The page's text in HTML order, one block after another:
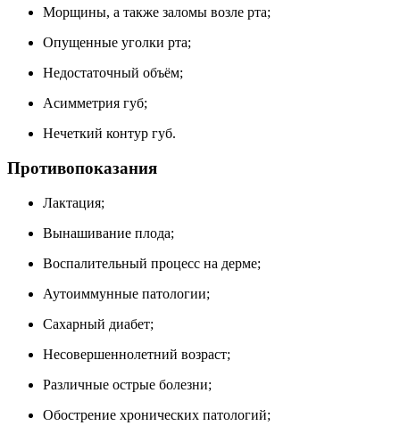
Морщины, а также заломы возле рта;
Опущенные уголки рта;
Недостаточный объём;
Асимметрия губ;
Нечеткий контур губ.
Противопоказания
Лактация;
Вынашивание плода;
Воспалительный процесс на дерме;
Аутоиммунные патологии;
Сахарный диабет;
Несовершеннолетний возраст;
Различные острые болезни;
Обострение хронических патологий;